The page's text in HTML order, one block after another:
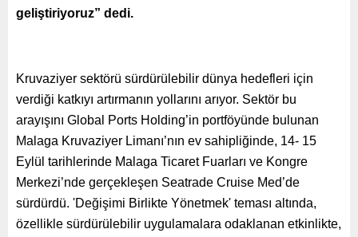
geliştiriyoruz” dedi.
Kruvaziyer sektörü sürdürülebilir dünya hedefleri için
verdiği katkıyı artırmanın yollarını arıyor. Sektör bu
arayışını Global Ports Holding’in portföyünde bulunan
Malaga Kruvaziyer Limanı’nın ev sahipliğinde, 14- 15
Eylül tarihlerinde Malaga Ticaret Fuarları ve Kongre
Merkezi’nde gerçekleşen Seatrade Cruise Med’de
sürdürdü. 'Değişimi Birlikte Yönetmek' teması altında,
özellikle sürdürülebilir uygulamalara odaklanan etkinlikte,